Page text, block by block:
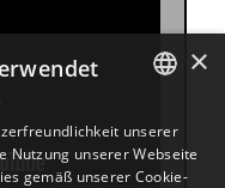
ENGLISH
×
unserer
Nutzung unserer Webseite
gemäß unserer Cookie-